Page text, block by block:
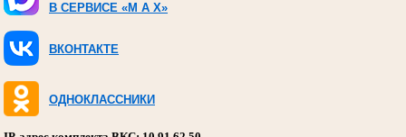
В СЕРВИСЕ «M A X»
ВКОНТАКТЕ
ОДНОКЛАССНИКИ